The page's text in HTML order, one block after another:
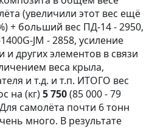
(увеличили этот вес ещё
+ больший вес ПД-14 - 2950,
JM - 2858, усиление
и других элементов в связи
веса крыла,
и т.д. и т.п. ИТОГО вес
на (кг)5 750(85 000 - 79
самолёта почти 6 тонн
много. В результате